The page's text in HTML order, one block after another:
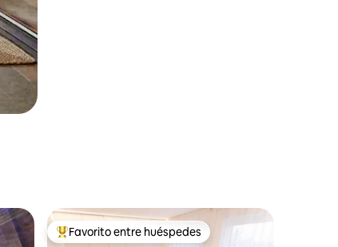
Favorito entre huéspedes preferido
Favorito entre huéspedes